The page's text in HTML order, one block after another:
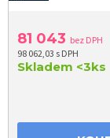
81 043 bez DPH
98 062,03 s DPH
Skladem <3ks